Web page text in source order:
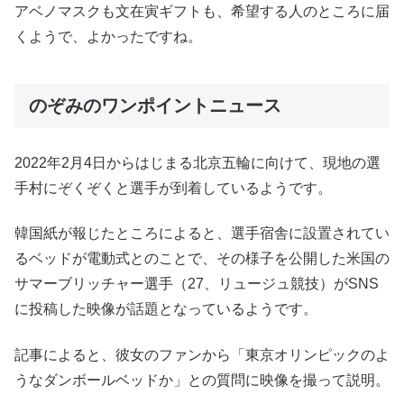
アベノマスクも文在寅ギフトも、希望する人のところに届
くようで、よかったですね。
のぞみのワンポイントニュース
2022年2月4日からはじまる北京五輪に向けて、現地の選
手村にぞくぞくと選手が到着しているようです。
韓国紙が報じたところによると、選手宿舎に設置されてい
るベッドが電動式とのことで、その様子を公開した米国の
サマーブリッチャー選手（27、リュージュ競技）がSNS
に投稿した映像が話題となっているようです。
記事によると、彼女のファンから「東京オリンピックのよ
うなダンボールベッドか」との質問に映像を撮って説明。